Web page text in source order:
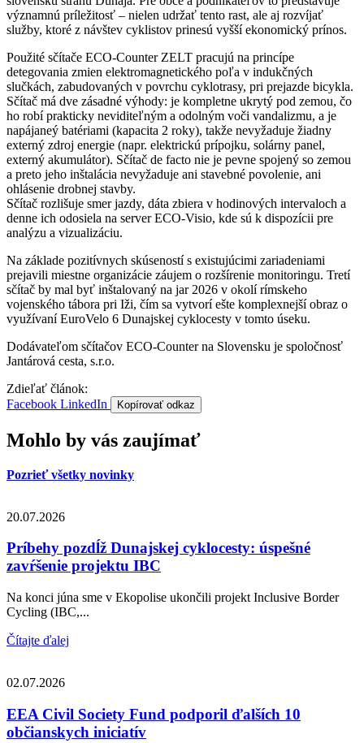
významnú príležitosť – nielen udržať tento rast, ale aj rozvíjať
služby, ktoré z návštev cyklistov prinesú vyšší ekonomický prínos.
Použité sčítače ECO-Counter ZELT pracujú na princípe
detegovania zmien elektromagnetického poľa v indukčných
slučkách, zabudovaných v povrchu cyklotrasy, pri prejazde bicykla.
Sčítač má dve zásadné výhody: je kompletne ukrytý pod zemou, čo
ho robí prakticky neviditeľným a odolným voči vandalizmu, a je
napájaneý batériami (kapacita 2 roky), takže nevyžaduje žiadny
externý zdroj energie (napr. elektrickú prípojku, solárny panel,
externý akumulátor). Sčítač de facto nie je pevne spojený so zemou
a preto jeho inštalácia nevyžaduje ani stavebné povolenie, ani
ohlásenie drobnej stavby.
Sčítač rozlišuje smer jazdy, dáta zbiera v hodinových intervaloch a
denne ich odosiela na server ECO-Visio, kde sú k dispozícii pre
analýzu a vizualizáciu.
Na základe pozitívnych skúseností s existujúcimi zariadeniami
prejavili miestne organizácie záujem o rozšírenie monitoringu. Tretí
sčítač by mal byť inštalovaný na jar 2026 v okolí rímskeho
vojenského tábora pri Iži, čím sa vytvorí ešte komplexnejší obraz o
využívaní EuroVelo 6 Dunajskej cyklocesty v tomto úseku.
Dodávateľom sčítačov ECO-Counter na Slovensku je spoločnosť
Jantárová cesta, s.r.o.
Zdieľať článok:
Facebook LinkedIn Kopírovať odkaz
Mohlo by vás zaujímať
Pozrieť všetky novinky
20.07.2026
Príbehy pozdĺž Dunajskej cyklocesty: úspešné
zavŕšenie projektu IBC
Na konci júna sme v Ekopolise ukončili projekt Inclusive Border
Cycling (IBC,...
Čítajte ďalej
02.07.2026
EEA Civil Society Fund podporil ďalších 10
občianskych iniciatív